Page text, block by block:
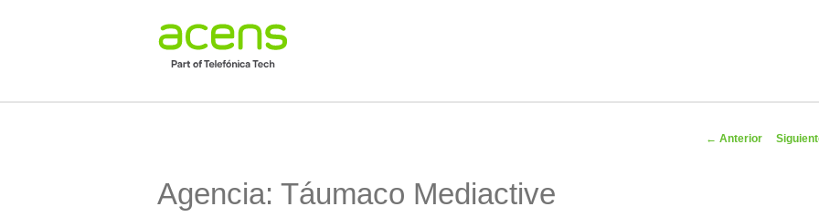
← Anterior
Agencia: Táumaco Mediactive